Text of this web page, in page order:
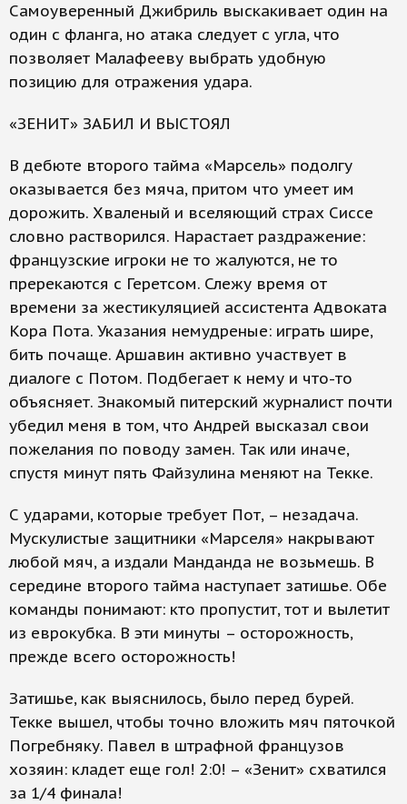
Самоуверенный Джибриль выскакивает один на
один с фланга, но атака следует с угла, что
позволяет Малафееву выбрать удобную
позицию для отражения удара.
«ЗЕНИТ» ЗАБИЛ И ВЫСТОЯЛ
В дебюте второго тайма «Марсель» подолгу
оказывается без мяча, притом что умеет им
дорожить. Хваленый и вселяющий страх Сиссе
словно растворился. Нарастает раздражение:
французские игроки не то жалуются, не то
пререкаются с Геретсом. Слежу время от
времени за жестикуляцией ассистента Адвоката
Кора Пота. Указания немудреные: играть шире,
бить почаще. Аршавин активно участвует в
диалоге c Потом. Подбегает к нему и что-то
объясняет. Знакомый питерский журналист почти
убедил меня в том, что Андрей высказал свои
пожелания по поводу замен. Так или иначе,
спустя минут пять Файзулина меняют на Текке.
С ударами, которые требует Пот, – незадача.
Мускулистые защитники «Марселя» накрывают
любой мяч, а издали Манданда не возьмешь. В
середине второго тайма наступает затишье. Обе
команды понимают: кто пропустит, тот и вылетит
из еврокубка. В эти минуты – осторожность,
прежде всего осторожность!
Затишье, как выяснилось, было перед бурей.
Текке вышел, чтобы точно вложить мяч пяточкой
Погребняку. Павел в штрафной французов
хозяин: кладет еще гол! 2:0! – «Зенит» схватился
за 1/4 финала!